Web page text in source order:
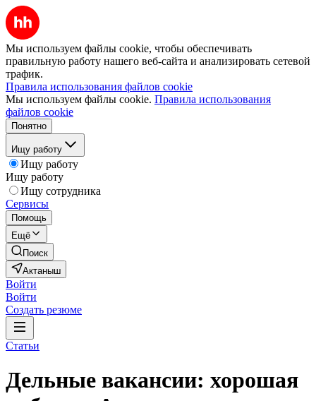
Мы используем файлы cookie, чтобы обеспечивать
правильную работу нашего веб-сайта и анализировать сетевой
трафик.
Правила использования файлов cookie
Мы используем файлы cookie. Правила использования
файлов cookie
Понятно
Ищу работу
Ищу работу
Ищу работу
Ищу сотрудника
Сервисы
Помощь
Ещё
Поиск
Актаныш
Войти
Войти
Создать резюме
Статьи
Дельные вакансии: хорошая